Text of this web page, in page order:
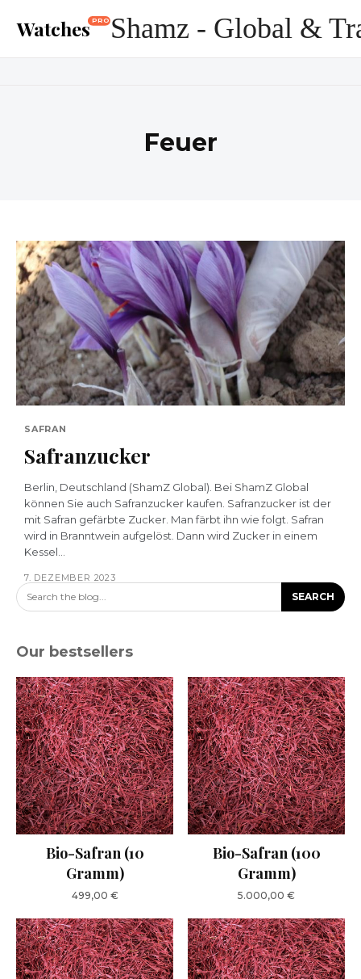
Watches PRO Shamz - Global &
Feuer
SAFRAN
Safranzucker
Berlin, Deutschland (ShamZ Global). Bei ShamZ Global
können Sie auch Safranzucker kaufen. Safranzucker ist der
mit Safran gefärbte Zucker. Man färbt ihn wie folgt. Safran
wird in Branntwein aufgelöst. Dann wird Zucker in einem
Kessel...
7. DEZEMBER 2023
Search the blog... SEARCH
Our bestsellers
Bio-Safran (10
Gramm)
499,00 €
Bio-Safran (100
Gramm)
5.000,00 €